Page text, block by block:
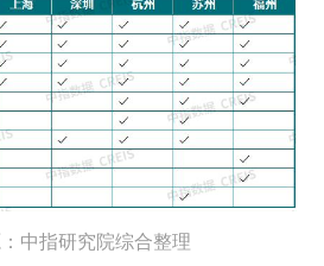
中指研究院综合整理